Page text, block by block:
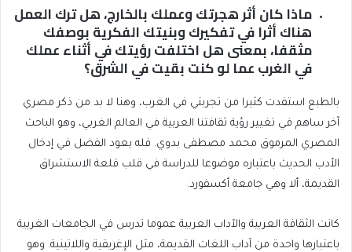
ماذا كان أثر هجرتك وعملك بالخارج، هل ترك العمل
هناك أثرا في تفكيرك وبنيتك الفكرية بوصفك
مثقفا، بمعنى هل اختلفت رؤيتك في أثناء عملك
في الغرب عما لو كنت بقيت في الشرق؟
بالطبع استفدت كثيرا من تجربتي في الغرب، وهنا لا بد من ذكر مصري
آخر ساهم في تغيير رؤية ثقافتنا العربية في العالم الغربي، وهو الباحث
المصري المرموق محمد مصطفى بدوي. فله يعود الفضل في إدخال
الأدب الحديث باعتباره موضوعا للدراسة في قلب قلعة الاستشراق
القديمة، ألا وهي جامعة أكسفورد.
كانت الثقافة العربية والآداب العربية عموما تدرس في الجامعات الغربية
باعتبارها واحدة من آداب اللغات القديمة، مثل الإغريقية واللاتينية. وهو